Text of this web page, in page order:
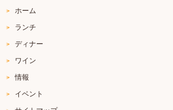
ホーム
ランチ
ディナー
ワイン
情報
イベント